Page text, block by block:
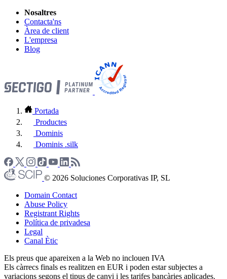
Nosaltres
Contacta'ns
Àrea de client
L'empresa
Blog
Portada
Productes
Dominis
Dominis .silk
© 2026 Soluciones Corporativas IP, SL
Domain Contact
Abuse Policy
Registrant Rights
Política de privadesa
Legal
Canal Ètic
Els preus que apareixen a la Web no inclouen IVA
Els càrrecs finals es realitzen en EUR i poden estar subjectes a
variacions segons el tipus de canvi i les tarifes bancàries aplicades.